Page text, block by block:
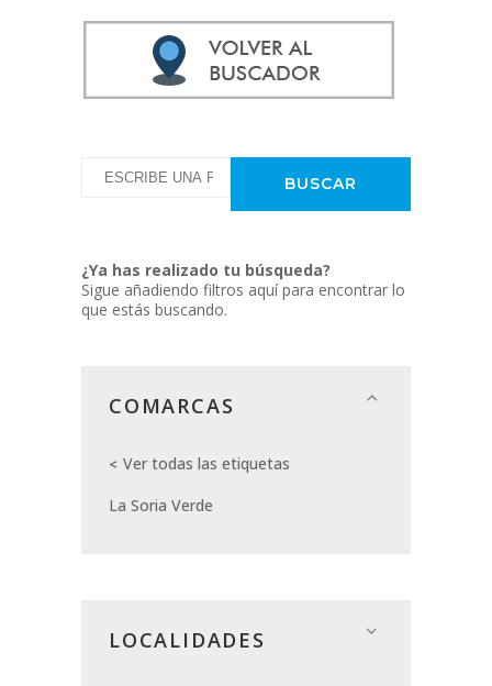
¿Ya has realizado tu búsqueda?
Sigue añadiendo filtros aquí para encontrar lo
que estás buscando.
COMARCAS
Ver todas las etiquetas
La Soria Verde
LOCALIDADES